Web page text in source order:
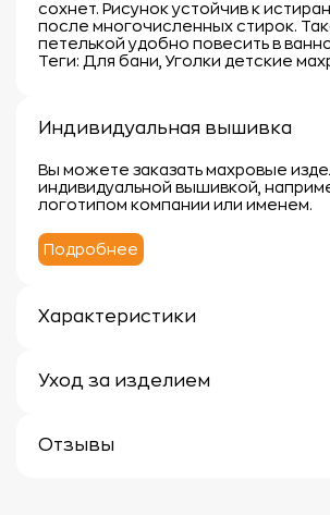
сохнет. Рисунок устойчив к
после многочисленных стирок.
петелькой удобно повесить в
Теги: Для бани, Уголки детские
Индивидуальная вышивка
Вы можете заказать махровые
индивидуальной вышивкой,
логотипом компании или именем.
Подробнее
Характеристики
Материал: 100% хлопок
Уход за изделием
чтобы сохранить их мягкость,
Отзывы